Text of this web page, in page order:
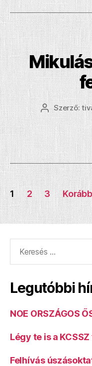
Bejegyzés
szerzője
Szerző:
lapozása
1 2 3
Legutóbbi
NOE ORSZÁGOS
Légy te is a
Felhívás